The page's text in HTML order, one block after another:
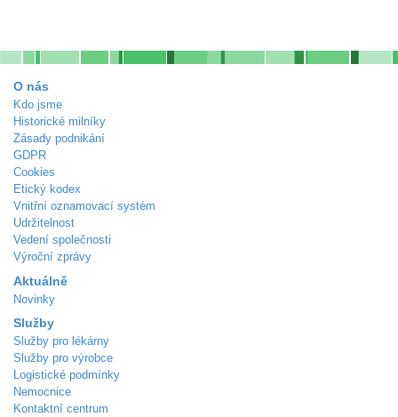
O nás
Kdo jsme
Historické milníky
Zásady podnikání
GDPR
Cookies
Etický kodex
Vnitřní oznamovací systém
Udržitelnost
Vedení společnosti
Výroční zprávy
Aktuálně
Novinky
Služby
Služby pro lékárny
Služby pro výrobce
Logistické podmínky
Nemocnice
Kontaktní centrum